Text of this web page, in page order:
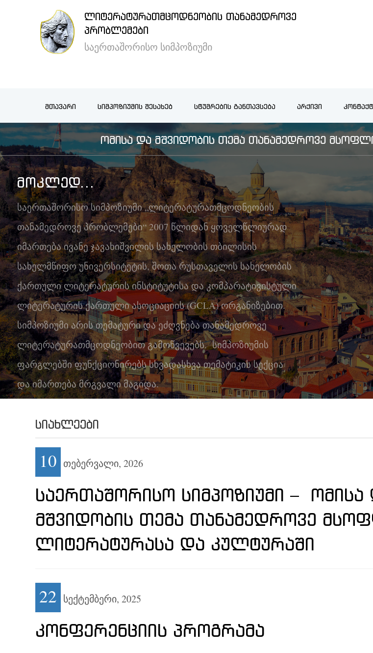
ᲚᲘᲢᲔᲠᲐᲢᲣᲠᲐᲗᲛᲪᲝᲓᲜᲔᲝᲑᲘᲡ ᲗᲐᲜᲐᲛᲔᲓᲠᲝᲕᲔ
ᲞᲠᲝᲑᲚᲔᲛᲔᲑᲘ
საერთაშორისო სიმპოზიუმი
ᲛᲗᲐᲕᲐᲠᲘ ᲡᲘᲛᲞᲝᲖᲘᲣᲛᲘᲡ ᲨᲔᲡᲐᲮᲔᲑ ᲡᲢᲣᲛᲠᲔᲑᲘᲡ ᲒᲐᲜᲗᲐᲕᲡᲔᲑᲐ ᲐᲠᲥᲘᲕᲘ
სიმპოზიუმის
შესახებ
სტუმრების
განთავსება
არქივი
კონტაქტი
ᲝᲛᲘᲡᲐ ᲓᲐ ᲛᲨᲕᲘᲓᲝᲑᲘᲡ ᲗᲔᲛᲐ ᲗᲐᲜᲐᲛᲔᲓᲠᲝᲕᲔ
ᲛᲝᲙᲚᲔᲓ...
საერთაშორისო სიმპოზიუმი „ლიტერატურათმცოდნეობის
თანამედროვე პრობლემები“ 2007 წლიდან ყოველწლიურად
იმართება ივანე ჯავახიშვილის სახელობის თბილისის
სახელმწიფო უნივერსიტეტის, შოთა რუსთაველის სახელობის
ქართული ლიტერატურის ინსტიტუტისა და კომპარატივისტული
ლიტერატურის ქართული ასოციაციის (GCLA) ორგანიზებით.
სიმპოზიუმი არის თემატური და ეძღვნება თანამედროვე
ლიტერატურათმცოდნეობით გამოწვევებს. სიმპოზიუმის
ფარგლებში ფუნქციონირებს სხვადასხვა თემატიკის სექცია
და იმართება მრგვალი მაგიდა.
ᲡᲘᲐᲮᲚᲔᲔᲑᲘ
10 თებერვალი, 2026
ᲡᲐᲔᲠᲗᲐᲨᲝᲠᲘᲡᲝ ᲡᲘᲛᲞᲝᲖᲘᲣᲛᲘ – ᲝᲛᲘᲡᲐ
ᲛᲨᲕᲘᲓᲝᲑᲘᲡ ᲗᲔᲛᲐ ᲗᲐᲜᲐᲛᲔᲓᲠᲝᲕᲔ
ᲚᲘᲢᲔᲠᲐᲢᲣᲠᲐᲡᲐ ᲓᲐ ᲙᲣᲚᲢᲣᲠᲐᲨᲘ
22 სექტემბერი, 2025
ᲙᲝᲜᲤᲔᲠᲔᲜᲪᲘᲘᲡ ᲞᲠᲝᲒᲠᲐᲛᲐ